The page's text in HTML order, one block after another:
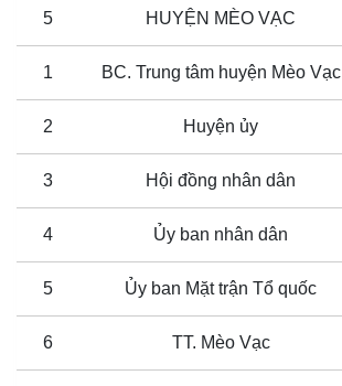
5 HUYỆN MÈO VẠC
1 BC. Trung tâm huyện Mèo Vạc
2 Huyện ủy
3 Hội đồng nhân dân
4 Ủy ban nhân dân
5 Ủy ban Mặt trận Tổ quốc
6 TT. Mèo Vạc